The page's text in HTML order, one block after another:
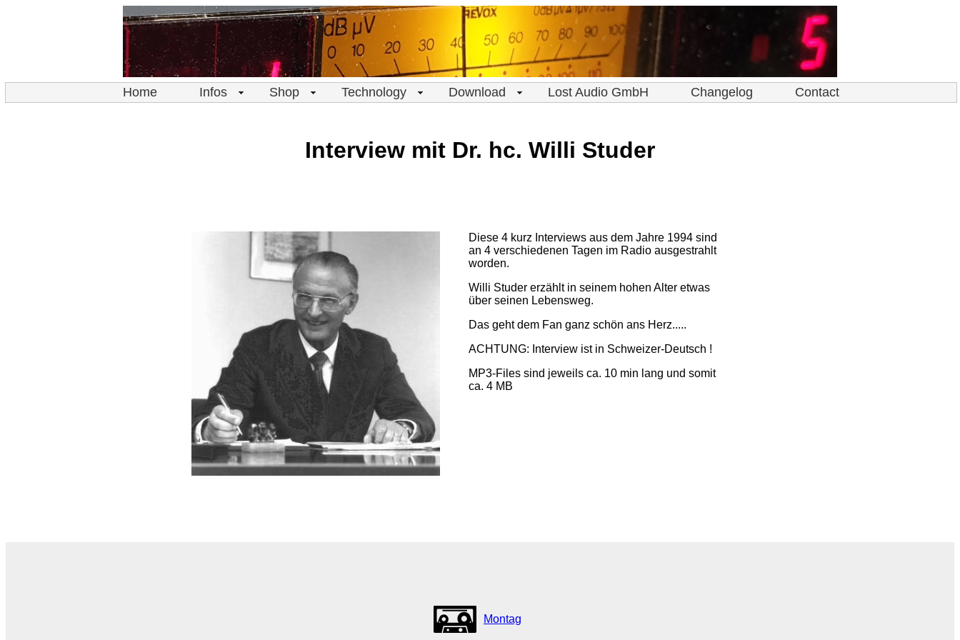
Home Infos Shop Technology Download Lost Audio GmbH Changelog Contact
Interview mit Dr. hc. Willi Studer
Diese 4 kurz Interviews aus dem Jahre 1994 sind
an 4 verschiedenen Tagen im Radio ausgestrahlt
worden.
Willi Studer erzählt in seinem hohen Alter etwas
über seinen Lebensweg.
Das geht dem Fan ganz schön ans Herz.....
ACHTUNG: Interview ist in Schweizer-Deutsch !
MP3-Files sind jeweils ca. 10 min lang und somit
ca. 4 MB
Montag